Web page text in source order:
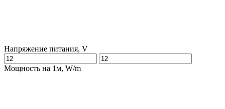
Напряжение питания, V
Мощность на 1м, W/m